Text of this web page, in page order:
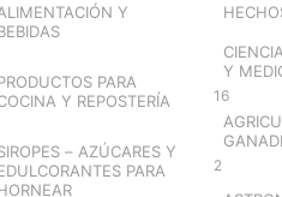
Y
PARA
Y REPOSTERÍA
– AZÚCARES Y
PARA
Y
16
2